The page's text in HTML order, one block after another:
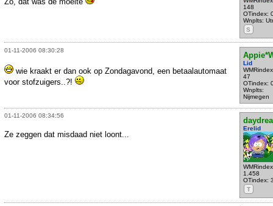
148
OTindex:
Wnplts:
S
01-11-2006 08:30:28
Lid
47
OTindex:
Wnplts:
Nijmegen
wie kraakt er dan ook op Zondagavond, een betaalautomaat
voor stofzuigers..?!
01-11-2006 08:34:56
Erelid
1.458
OTindex:
T
Ze zeggen dat misdaad niet loont...